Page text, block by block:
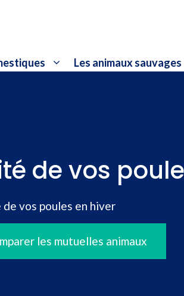
Les animaux sauvages
de vos
vos poules en hiver
les mutuelles animaux